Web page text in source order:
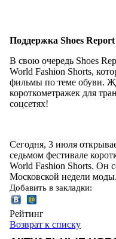
Поддержка Shoes Report
В свою очередь Shoes
World Fashion Shorts,
фильмы по теме обуви.
короткометражек для
соцсетях!
Сегодня, 3 июля
седьмом фестивале
World Fashion Shorts. Он
Московской недели
Добавить в закладки:
Рейтинг
Возврат к списку